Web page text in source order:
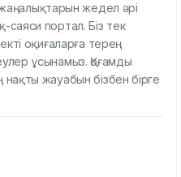
жедел әрі
портал. Біз тек
оқиғаларға терең
ұсынамыз. Қоғамды
жауабын бізбен бірге